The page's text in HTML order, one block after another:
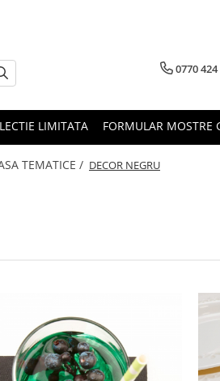
0770
LIMITATA FORMULAR MOSTRE
TEMATICE / DECOR NEGRU